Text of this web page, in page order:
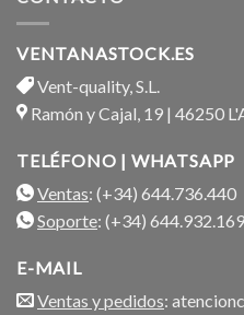
VENTANASTOCK.ES
Vent-quality, S.L.
Ramón y Cajal, 19 | 46250
TELÉFONO | WHATSAPP
Ventas: (+34) 644.736.440
Soporte: (+34) 644.932.169
E-MAIL
Ventas y pedidos: